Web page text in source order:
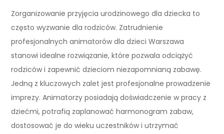
Zorganizowanie przyjęcia urodzinowego dla dziecka to
często wyzwanie dla rodziców. Zatrudnienie
profesjonalnych animatorów dla dzieci Warszawa
stanowi idealne rozwiązanie, które pozwala odciążyć
rodziców i zapewnić dzieciom niezapomnianą zabawę.
Jedną z kluczowych zalet jest profesjonalne prowadzenie
imprezy. Animatorzy posiadają doświadczenie w pracy z
dziećmi, potrafią zaplanować harmonogram zabaw,
dostosować je do wieku uczestników i utrzymać